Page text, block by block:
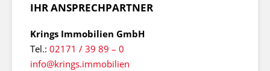
IHR ANSPRECHPARTNER
Krings Immobilien GmbH
Tel.: 02171 / 39 89 – 0
info@krings.immobilien